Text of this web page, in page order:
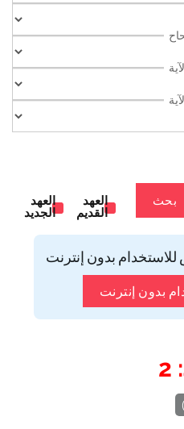
بحث
العهد
القديم
العهد
الجديد
بدون إنترنت
بدون إنترنت
: 2